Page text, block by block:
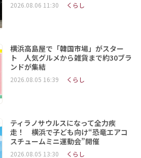
2026.08.06 11:30 くらし
横浜高島屋で「韓国市場」がスター
ト 人気グルメから雑貨まで約30ブラ
ンドが集結
2026.08.05 16:39 くらし
ティラノサウルスになって全力疾
走！ 横浜で子ども向け“恐竜エアコ
スチュームミニ運動会”開催
2026.08.05 13:30 くらし